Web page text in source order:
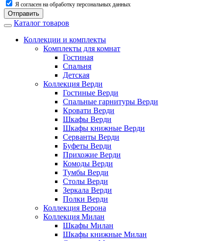
Я согласен на обработку персональных данных
Отправить
Каталог товаров
Коллекции и комплекты
Комплекты для комнат
Гостиная
Спальня
Детская
Коллекция Верди
Гостиные Верди
Спальные гарнитуры Верди
Кровати Верди
Шкафы Верди
Шкафы книжные Верди
Серванты Верди
Буфеты Верди
Прихожие Верди
Комоды Верди
Тумбы Верди
Столы Верди
Зеркала Верди
Полки Верди
Коллекция Верона
Коллекция Милан
Шкафы Милан
Шкафы книжные Милан